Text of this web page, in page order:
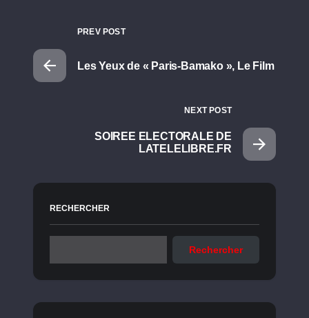
PREV POST
Les Yeux de « Paris-Bamako », Le Film
NEXT POST
SOIREE ELECTORALE DE
LATELELIBRE.FR
RECHERCHER
Rechercher